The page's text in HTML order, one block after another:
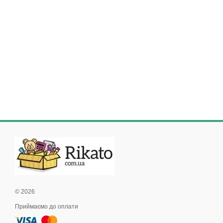
© 2026
Приймаємо до оплати